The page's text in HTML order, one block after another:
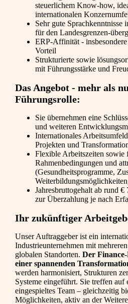
steuerlichem Know-how,
internationalen
Sehr gute Sprachkenntnisse
für den Landesgrenzen-
ERP-Affinität -
Vorteil
Strukturierte sowie
mit Führungsstärke und
Das Angebot - mehr als
Führungsrolle:
Sie übernehmen eine
und weiteren
Internationales
Projekten und
Flexible Arbeitszeiten sowie
Rahmenbedingungen und
(Gesundheitsprogramme,
Jahresbruttogehalt ab rund
zur Überzahlung je nach
Ihr zukünftiger
Unser Auftraggeber ist ein
Industrieunternehmen mit
globalen Standorten. Der
einer spannenden
werden harmonisiert, Strukturen
Systeme eingeführt. Sie treffen auf
eingespieltes Team – gleichzeitig
Möglichkeiten, aktiv an der